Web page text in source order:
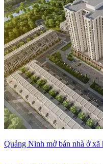
Quảng Ninh mở bán nhà ở